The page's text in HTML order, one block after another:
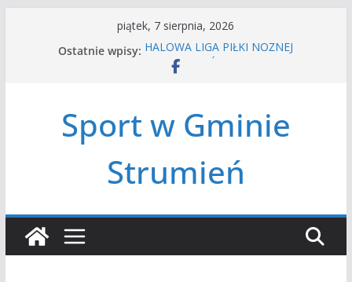
piątek, 7 sierpnia, 2026
Ostatnie wpisy: HALOWA LIGA PIŁKI NOŻNEJ
LATO W MIEŚCIE’2026
Czwórbój lekkoatletyczny
Sport w Gminie
Strumień